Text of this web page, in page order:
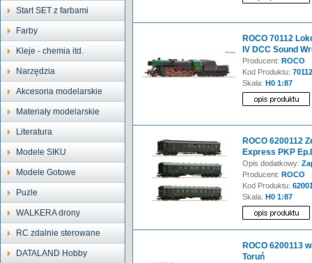
Start SET z farbami
Farby
Kleje - chemia itd.
Narzędzia
Akcesoria modelarskie
Materiały modelarskie
Literatura
Modele SIKU
Modele Gotowe
Puzle
WALKERA drony
RC zdalnie sterowane
DATALAND Hobby
ROCO 70112
IV DCC Sound
Producent: ROCO
Kod Produktu: 70112
Skala: H0 1:87
ROCO 6200112
Express PKP
Opis dodatkowy:
Producent: ROCO
Kod Produktu:
Skala: H0 1:87
ROCO 6200113
Toruń